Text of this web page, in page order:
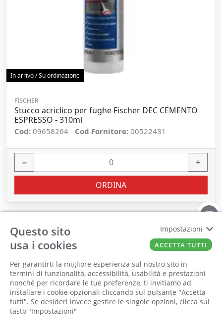
Il punto vendita, gli uffici e il magazzino
saranno chiusi per ferie dall'8 al 25 Agosto
2026 compresi.
In arrivo / Su ordinazione
FISCHER
Stucco acriclico per fughe Fischer DEC CEMENTO
ESPRESSO - 310ml
Cod: 09658264 Cod Fornitore: 00522431
− +
ORDINA
Questo sito
usa i cookies
Per garantirti la migliore esperienza sul nostro sito in
termini di funzionalità, accessibilità, usabilità e prestazioni
nonché per ricordare le tue preferenze, ti invitiamo ad
installare i cookie opzionali cliccando sul pulsante "Accetta
tutti". Se desideri invece gestire le singole opzioni, clicca sul
tasto "Impostazioni"
Impostazioni
ACCETTA TUTTI